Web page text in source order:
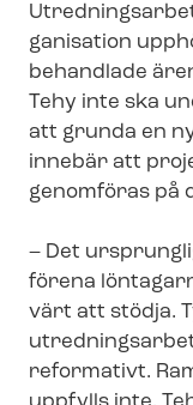
ga­ni­sa­tion
behandlade
Tehy inte ska
att grunda en
innebär att
genomföras på
– Det
förena
värt att stödja.
reformativt.